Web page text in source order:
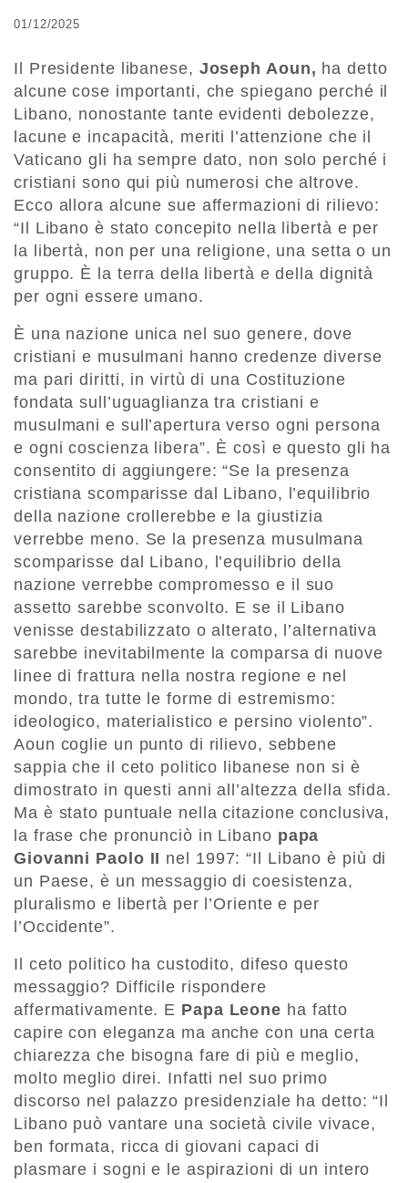
01/12/2025
Il Presidente libanese, Joseph Aoun, ha detto
alcune cose importanti, che spiegano perché il
Libano, nonostante tante evidenti debolezze,
lacune e incapacità, meriti l’attenzione che il
Vaticano gli ha sempre dato, non solo perché i
cristiani sono qui più numerosi che altrove.
Ecco allora alcune sue affermazioni di rilievo:
“Il Libano è stato concepito nella libertà e per
la libertà, non per una religione, una setta o un
gruppo. È la terra della libertà e della dignità
per ogni essere umano.
È una nazione unica nel suo genere, dove
cristiani e musulmani hanno credenze diverse
ma pari diritti, in virtù di una Costituzione
fondata sull’uguaglianza tra cristiani e
musulmani e sull’apertura verso ogni persona
e ogni coscienza libera”. È così e questo gli ha
consentito di aggiungere: “Se la presenza
cristiana scomparisse dal Libano, l’equilibrio
della nazione crollerebbe e la giustizia
verrebbe meno. Se la presenza musulmana
scomparisse dal Libano, l’equilibrio della
nazione verrebbe compromesso e il suo
assetto sarebbe sconvolto. E se il Libano
venisse destabilizzato o alterato, l’alternativa
sarebbe inevitabilmente la comparsa di nuove
linee di frattura nella nostra regione e nel
mondo, tra tutte le forme di estremismo:
ideologico, materialistico e persino violento”.
Aoun coglie un punto di rilievo, sebbene
sappia che il ceto politico libanese non si è
dimostrato in questi anni all’altezza della sfida.
Ma è stato puntuale nella citazione conclusiva,
la frase che pronunciò in Libano papa
Giovanni Paolo II nel 1997: “Il Libano è più di
un Paese, è un messaggio di coesistenza,
pluralismo e libertà per l’Oriente e per
l’Occidente”.
Il ceto politico ha custodito, difeso questo
messaggio? Difficile rispondere
affermativamente. E Papa Leone ha fatto
capire con eleganza ma anche con una certa
chiarezza che bisogna fare di più e meglio,
molto meglio direi. Infatti nel suo primo
discorso nel palazzo presidenziale ha detto: “Il
Libano può vantare una società civile vivace,
ben formata, ricca di giovani capaci di
plasmare i sogni e le aspirazioni di un intero